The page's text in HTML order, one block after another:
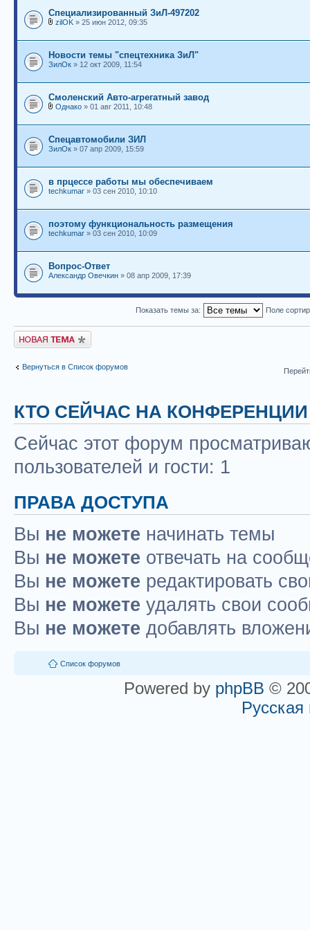
Специализированный ЗиЛ-497202
zilOK » 25 июн 2012, 09:35
Новости темы "спецтехника ЗиЛ"
ЗилОк » 12 окт 2009, 11:54
Смоленский Авто-агрегатный завод
Однако » 01 авг 2011, 10:48
Спецавтомобили ЗИЛ
ЗилОк » 07 апр 2009, 15:59
в прцессе работы мы обеспечиваем
techkumar » 03 сен 2010, 10:10
поэтому функциональность размещения
techkumar » 03 сен 2010, 10:09
Вопрос-Ответ
Александр Овечкин » 08 апр 2009, 17:39
Показать темы за: Поле
Новая тема
Вернуться в Список форумов
КТО СЕЙЧАС НА КОНФЕРЕНЦИИ
Сейчас этот форум
пользователей и гости: 1
ПРАВА ДОСТУПА
Вы не можете начинать темы
Вы не можете отвечать на
Вы не можете редактировать
Вы не можете удалять свои
Вы не можете добавлять
Список форумов
Powered by phpBB ©